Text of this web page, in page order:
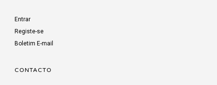
Entrar
Registe-se
Boletim E-mail
CONTACTO